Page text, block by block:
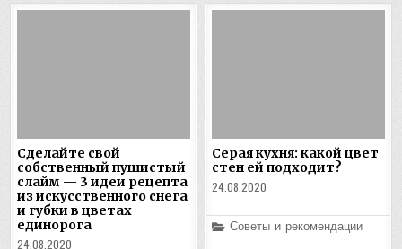
Сделайте свой
собственный пушистый
слайм — 3 идеи рецепта
из искусственного снега
и губки в цветах
единорога
24.08.2020
Серая кухня: какой цвет
стен ей подходит?
24.08.2020
Posted
Советы и рекомендации